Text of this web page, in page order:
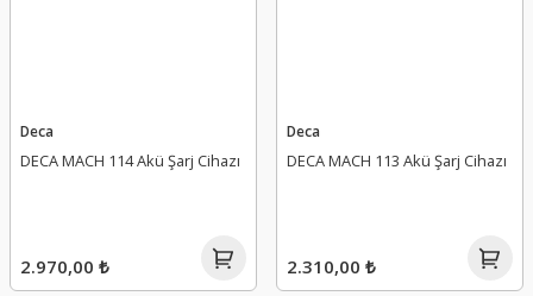
Deca
DECA MACH 114 Akü Şarj Cihazı
2.970,00 ₺
Deca
DECA MACH 113 Akü Şarj Cihazı
2.310,00 ₺